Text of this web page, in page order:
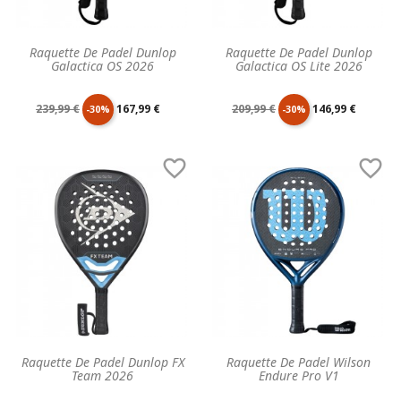
Raquette De Padel Dunlop
Galactica OS 2026
Prix
base
239,99 € -30% Prix
167,99 €
Raquette De Padel Dunlop
Galactica OS Lite 2026
Prix
base
209,99 € -30% Prix
146,99 €
Raquette De Padel Dunlop FX
Team 2026

Raquette De Padel Wilson
Endure Pro V1
